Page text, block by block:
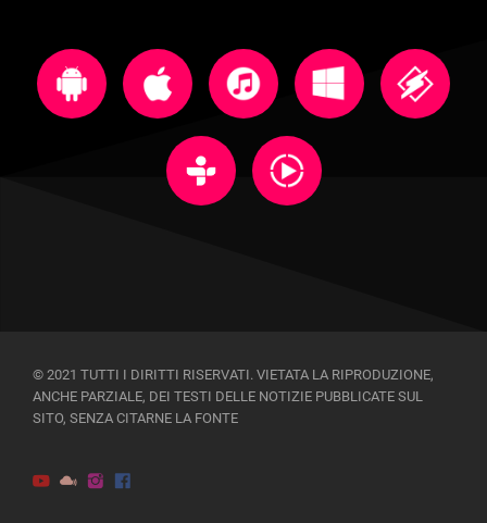
© 2021 TUTTI I DIRITTI RISERVATI. VIETATA LA RIPRODUZIONE,
ANCHE PARZIALE, DEI TESTI DELLE NOTIZIE PUBBLICATE SUL
SITO, SENZA CITARNE LA FONTE